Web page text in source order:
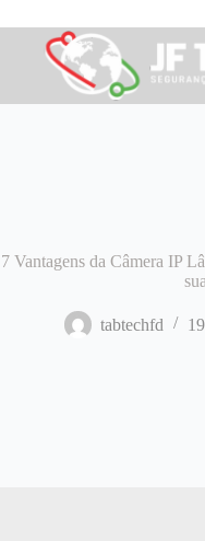
para
conteúdo
7 Vantagens da Câmera IP
tabtechfd